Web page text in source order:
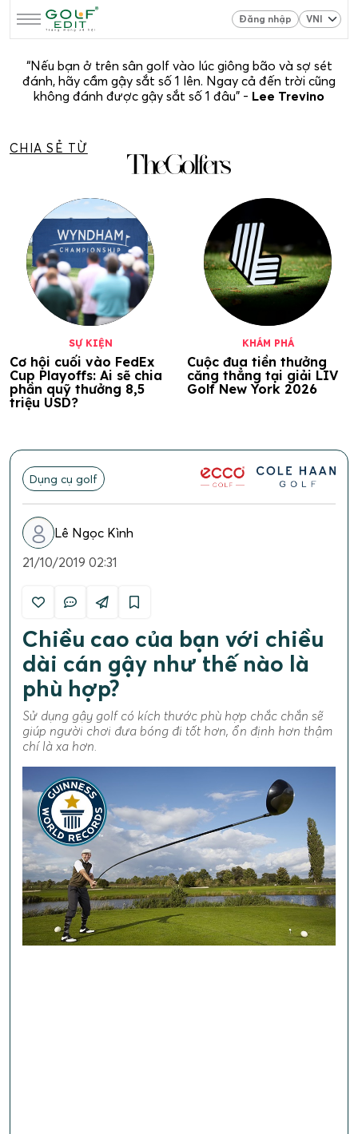
Đăng nhập
“Nếu bạn ở trên sân golf vào lúc giông bão và sợ sét
đánh, hãy cầm gậy sắt số 1 lên. Ngay cả đến trời cũng
không đánh được gậy sắt số 1 đâu” - Lee Trevino
CHIA SẺ TỪ
SỰ KIỆN
Cơ hội cuối vào FedEx
Cup Playoffs: Ai sẽ chia
phần quỹ thưởng 8,5
triệu USD?
KHÁM PHÁ
Cuộc đua tiền thưởng
căng thẳng tại giải LIV
Golf New York 2026
Dụng cụ golf
Lê Ngọc Kình
21/10/2019 02:31
Chiều cao của bạn với chiều
dài cán gậy như thế nào là
phù hợp?
Sử dụng gậy golf có kích thước phù hợp chắc chắn sẽ
giúp người chơi đưa bóng đi tốt hơn, ổn định hơn thậm
chí là xa hơn.